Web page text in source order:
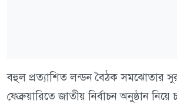
বহুল প্রত্যাশিত লন্ডন বৈঠক সমঝোতার
ফেব্রুয়ারিতে জাতীয় নির্বাচন অনুষ্ঠান